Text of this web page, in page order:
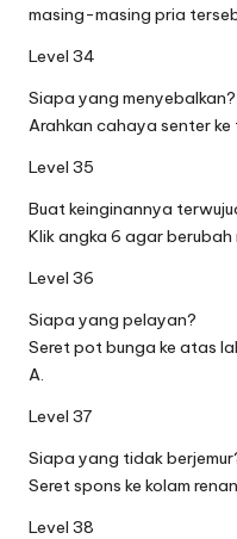
masing-masing pria
Level 34
Siapa yang menyebalkan?
Arahkan cahaya senter ke
Level 35
Buat keinginannya
Klik angka 6 agar berubah
Level 36
Siapa yang pelayan?
Seret pot bunga ke atas
A.
Level 37
Siapa yang tidak
Seret spons ke kolam
Level 38